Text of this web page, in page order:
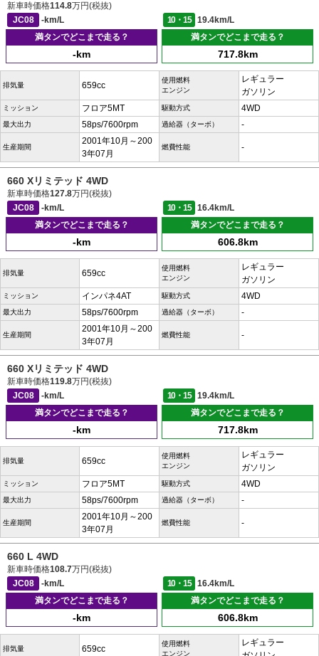
新車時価格114.8万円(税抜)
JC08
-km/L 10・15
19.4km/L
満タンでどこまで走る？
-km
満タンでどこまで走る？
717.8km
排気量 659cc
使用燃料
エンジン
レギュラー
ガソリン
ミッション フロア5MT 駆動方式 4WD
最大出力 58ps/7600rpm 過給器（ターボ） -
生産期間
2001年10月～200
3年07月
燃費性能 -
660 Xリミテッド 4WD
新車時価格127.8万円(税抜)
JC08
-km/L 10・15
16.4km/L
満タンでどこまで走る？
-km
満タンでどこまで走る？
606.8km
排気量 659cc
使用燃料
エンジン
レギュラー
ガソリン
ミッション インパネ4AT 駆動方式 4WD
最大出力 58ps/7600rpm 過給器（ターボ） -
生産期間
2001年10月～200
3年07月
燃費性能 -
660 Xリミテッド 4WD
新車時価格119.8万円(税抜)
JC08
-km/L 10・15
19.4km/L
満タンでどこまで走る？
-km
満タンでどこまで走る？
717.8km
排気量 659cc
使用燃料
エンジン
レギュラー
ガソリン
ミッション フロア5MT 駆動方式 4WD
最大出力 58ps/7600rpm 過給器（ターボ） -
生産期間
2001年10月～200
3年07月
燃費性能 -
660 L 4WD
新車時価格108.7万円(税抜)
JC08
-km/L 10・15
16.4km/L
満タンでどこまで走る？
-km
満タンでどこまで走る？
606.8km
排気量 659cc
使用燃料
エンジン
レギュラー